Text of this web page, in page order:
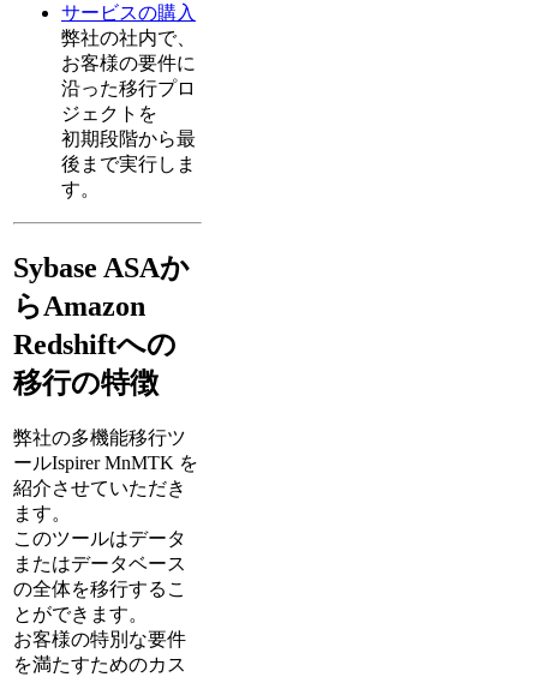
サービスの購入
弊社の社内で、
お客様の要件に
沿った移行プロ
ジェクトを
初期段階から最
後まで実行しま
す。
Sybase ASAか
らAmazon
Redshiftへの
移行の特徴
弊社の多機能移行ツ
ールIspirer MnMTK を
紹介させていただき
ます。
このツールはデータ
またはデータベース
の全体を移行するこ
とができます。
お客様の特別な要件
を満たすためのカス